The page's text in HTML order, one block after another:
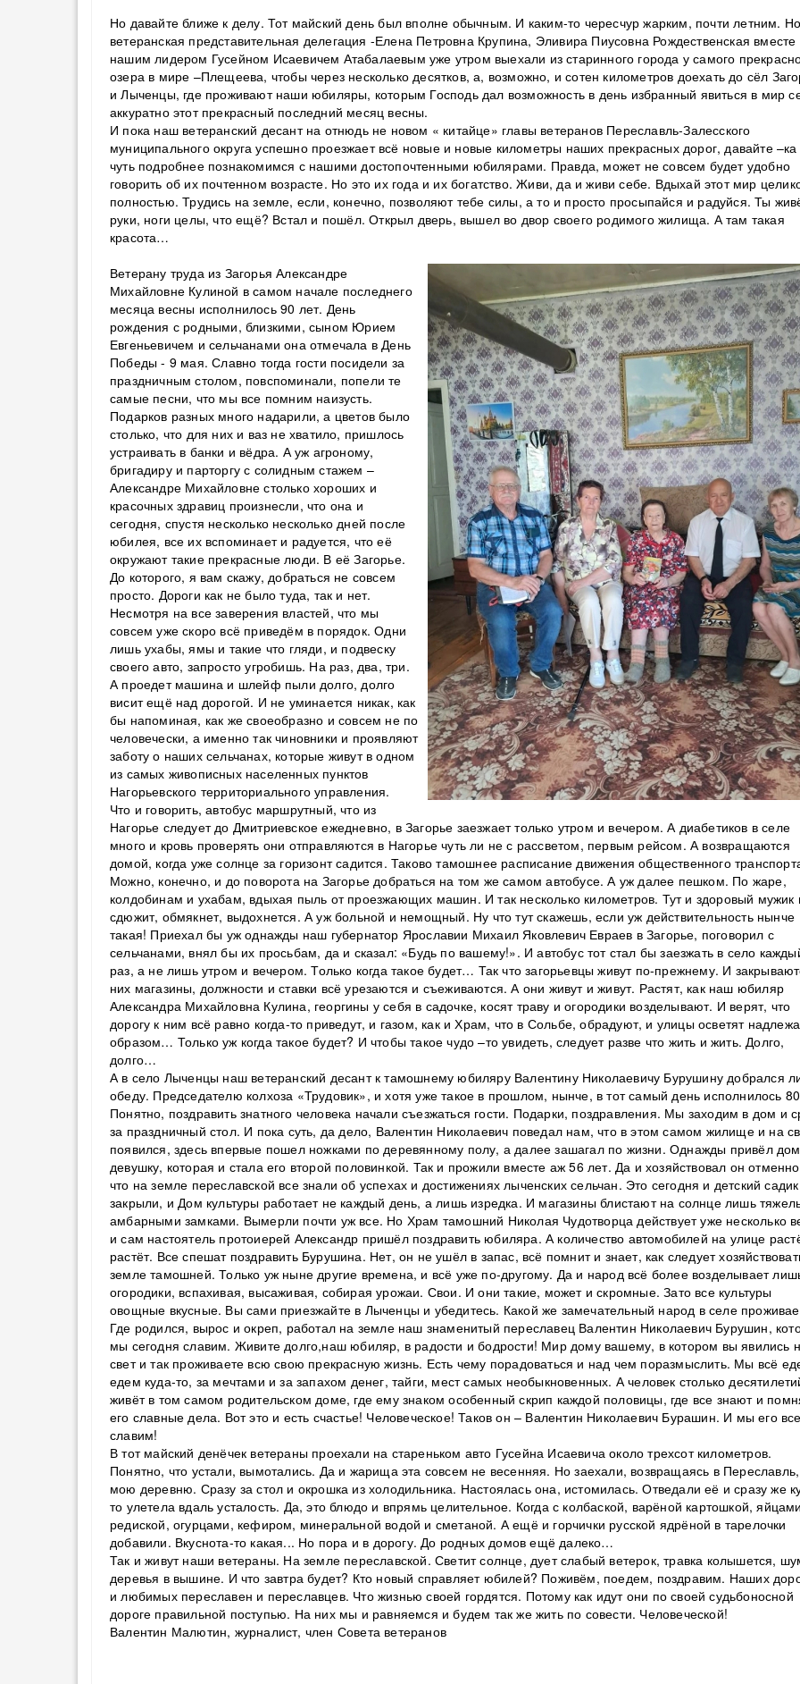
Но давайте ближе к делу. Тот майский день был вполне обычным. И каким-то чересчур жарким, почти летним.
ветеранская представительная делегация -Елена Петровна Крупина, Эливира Пиусовна Рождественская вместе
нашим лидером Гусейном Исаевичем Атабалаевым уже утром выехали из старинного города у самого
озера в мире –Плещеева, чтобы через несколько десятков, а, возможно, и сотен километров доехать до сёл
и Лыченцы, где проживают наши юбиляры, которым Господь дал возможность в день избранный явиться в мир
аккуратно этот прекрасный последний месяц весны.
И пока наш ветеранский десант на отнюдь не новом « китайце» главы ветеранов Переславль-Залесского
муниципального округа успешно проезжает всё новые и новые километры наших прекрасных дорог, давайте
чуть подробнее познакомимся с нашими достопочтенными юбилярами. Правда, может не совсем будет удобно
говорить об их почтенном возрасте. Но это их года и их богатство. Живи, да и живи себе. Вдыхай этот мир
полностью. Трудись на земле, если, конечно, позволяют тебе силы, а то и просто просыпайся и радуйся. Ты
руки, ноги целы, что ещё? Встал и пошёл. Открыл дверь, вышел во двор своего родимого жилища. А там такая
красота…
Ветерану труда из Загорья Александре
Михайловне Кулиной в самом начале последнего
месяца весны исполнилось 90 лет. День
рождения с родными, близкими, сыном Юрием
Евгеньевичем и сельчанами она отмечала в День
Победы - 9 мая. Славно тогда гости посидели за
праздничным столом, повспоминали, попели те
самые песни, что мы все помним наизусть.
Подарков разных много надарили, а цветов было
столько, что для них и ваз не хватило, пришлось
устраивать в банки и вёдра. А уж агроному,
бригадиру и парторгу с солидным стажем –
Александре Михайловне столько хороших и
красочных здравиц произнесли, что она и
сегодня, спустя несколько несколько дней после
юбилея, все их вспоминает и радуется, что её
окружают такие прекрасные люди. В её Загорье.
До которого, я вам скажу, добраться не совсем
просто. Дороги как не было туда, так и нет.
Несмотря на все заверения властей, что мы
совсем уже скоро всё приведём в порядок. Одни
лишь ухабы, ямы и такие что гляди, и подвеску
своего авто, запросто угробишь. На раз, два, три.
А проедет машина и шлейф пыли долго, долго
висит ещё над дорогой. И не уминается никак, как
бы напоминая, как же своеобразно и совсем не по
человечески, а именно так чиновники и проявляют
заботу о наших сельчанах, которые живут в одном
из самых живописных населенных пунктов
Нагорьевского территориального управления.
Что и говорить, автобус маршрутный, что из
Нагорье следует до Дмитриевское ежедневно, в Загорье заезжает только утром и вечером. А диабетиков в селе
много и кровь проверять они отправляются в Нагорье чуть ли не с рассветом, первым рейсом. А возвращаются
домой, когда уже солнце за горизонт садится. Таково тамошнее расписание движения общественного
Можно, конечно, и до поворота на Загорье добраться на том же самом автобусе. А уж далее пешком. По жаре,
колдобинам и ухабам, вдыхая пыль от проезжающих машин. И так несколько километров. Тут и здоровый мужик
сдюжит, обмякнет, выдохнется. А уж больной и немощный. Ну что тут скажешь, если уж действительность нынче
такая! Приехал бы уж однажды наш губернатор Ярославии Михаил Яковлевич Евраев в Загорье, поговорил с
сельчанами, внял бы их просьбам, да и сказал: «Будь по вашему!». И автобус тот стал бы заезжать в село
раз, а не лишь утром и вечером. Только когда такое будет… Так что загорьевцы живут по-прежнему. И
них магазины, должности и ставки всё урезаются и съеживаются. А они живут и живут. Растят, как наш юбиляр
Александра Михайловна Кулина, георгины у себя в садочке, косят траву и огородики возделывают. И верят, что
дорогу к ним всё равно когда-то приведут, и газом, как и Храм, что в Сольбе, обрадуют, и улицы осветят
образом… Только уж когда такое будет? И чтобы такое чудо –то увидеть, следует разве что жить и жить. Долго,
долго…
А в село Лыченцы наш ветеранский десант к тамошнему юбиляру Валентину Николаевичу Бурушину добрался
обеду. Председателю колхоза «Трудовик», и хотя уже такое в прошлом, нынче, в тот самый день исполнилось
Понятно, поздравить знатного человека начали съезжаться гости. Подарки, поздравления. Мы заходим в дом и
за праздничный стол. И пока суть, да дело, Валентин Николаевич поведал нам, что в этом самом жилище и на
появился, здесь впервые пошел ножками по деревянному полу, а далее зашагал по жизни. Однажды привёл
девушку, которая и стала его второй половинкой. Так и прожили вместе аж 56 лет. Да и хозяйствовал он
что на земле переславской все знали об успехах и достижениях лыченских сельчан. Это сегодня и детский садик
закрыли, и Дом культуры работает не каждый день, а лишь изредка. И магазины блистают на солнце лишь
амбарными замками. Вымерли почти уж все. Но Храм тамошний Николая Чудотворца действует уже несколько
и сам настоятель протоиерей Александр пришёл поздравить юбиляра. А количество автомобилей на улице
растёт. Все спешат поздравить Бурушина. Нет, он не ушёл в запас, всё помнит и знает, как следует
земле тамошней. Только уж ныне другие времена, и всё уже по-другому. Да и народ всё более возделывает
огородики, вспахивая, высаживая, собирая урожаи. Свои. И они такие, может и скромные. Зато все культуры
овощные вкусные. Вы сами приезжайте в Лыченцы и убедитесь. Какой же замечательный народ в селе
Где родился, вырос и окреп, работал на земле наш знаменитый переславец Валентин Николаевич Бурушин,
мы сегодня славим. Живите долго,наш юбиляр, в радости и бодрости! Мир дому вашему, в котором вы явились
свет и так проживаете всю свою прекрасную жизнь. Есть чему порадоваться и над чем поразмыслить. Мы всё
едем куда-то, за мечтами и за запахом денег, тайги, мест самых необыкновенных. А человек столько
живёт в том самом родительском доме, где ему знаком особенный скрип каждой половицы, где все знают и
его славные дела. Вот это и есть счастье! Человеческое! Таков он – Валентин Николаевич Бурашин. И мы его
славим!
В тот майский денёчек ветераны проехали на стареньком авто Гусейна Исаевича около трехсот километров.
Понятно, что устали, вымотались. Да и жарища эта совсем не весенняя. Но заехали, возвращаясь в
мою деревню. Сразу за стол и окрошка из холодильника. Настоялась она, истомилась. Отведали её и сразу же
то улетела вдаль усталость. Да, это блюдо и впрямь целительное. Когда с колбаской, варёной картошкой,
редиской, огурцами, кефиром, минеральной водой и сметаной. А ещё и горчички русской ядрёной в тарелочки
добавили. Вкуснота-то какая... Но пора и в дорогу. До родных домов ещё далеко…
Так и живут наши ветераны. На земле переславской. Светит солнце, дует слабый ветерок, травка колышется,
деревья в вышине. И что завтра будет? Кто новый справляет юбилей? Поживём, поедем, поздравим. Наших
и любимых переславен и переславцев. Что жизнью своей гордятся. Потому как идут они по своей судьбоносной
дороге правильной поступью. На них мы и равняемся и будем так же жить по совести. Человеческой!
Валентин Малютин, журналист, член Совета ветеранов